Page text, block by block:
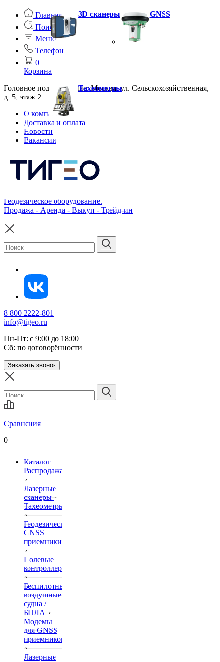
Главная
Поиск
Меню
Телефон
0
Корзина
Головное подразделение: Москва, ул. Сельскохозяйственная,
д. 5, этаж 2
О компании
Доставка и оплата
Новости
Вакансии
Геодезическое оборудование.
Продажа - Аренда - Выкуп - Трейд-ин
8 800 2222-801
info@tigeo.ru
Пн-Пт: с 9:00 до 18:00
Сб: по договорённости
Заказать звонок
Сравнения
0
Каталог
Распродажа
Лазерные
сканеры
Тахеометры
Геодезические
GNSS
приемники
Полевые
контроллеры
Беспилотные
воздушные
судна /
БПЛА
Модемы
для GNSS
приемников
Лазерные
3D сканеры GNSS
Тахеометры